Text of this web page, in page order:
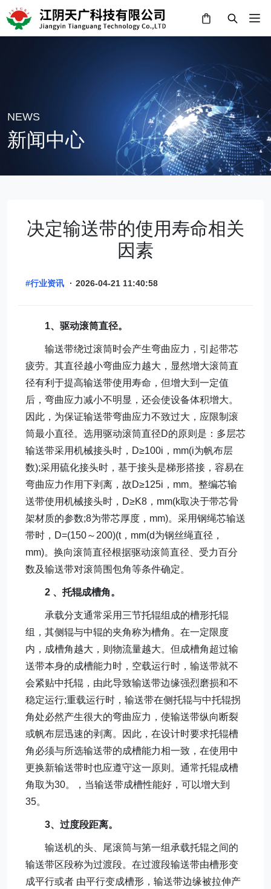
NEWS
新闻中心
决定输送带的使用寿命相关
因素
#行业资讯 · 2026-04-21 11:40:58
1、驱动滚筒直径。
输送带绕过滚筒时会产生弯曲应力，引起带芯
疲劳。其直径越小弯曲应力越大，显然增大滚筒直
径有利于提高输送带使用寿命，但增大到一定值
后，弯曲应力减小不明显，还会使设备体积增大。
因此，为保证输送带弯曲应力不致过大，应限制滚
筒最小直径。选用驱动滚筒直径D的原则是：多层芯
输送带采用机械接头时，D≥100i，mm(i为帆布层
数);采用硫化接头时，基于接头是梯形搭接，容易在
弯曲应力作用下剥离，故D≥125i，mm。整编芯输
送带使用机械接头时，D≥K8，mm(k取决于带芯骨
架材质的参数;8为带芯厚度，mm)。采用钢绳芯输送
带时，D=(150～200)(t，mm(d为钢丝绳直径，
mm)。换向滚筒直径根据驱动滚筒直径、受力百分
数及输送带对滚筒围包角等条件确定。
2 、托辊成槽角。
承载分支通常采用三节托辊组成的槽形托辊
组，其侧辊与中辊的夹角称为槽角。在一定限度
内，成槽角越大，则物流量越大。但成槽角超过输
送带本身的成槽能力时，空载运行时，输送带就不
会紧贴中托辊，由此导致输送带边缘强烈磨损和不
稳定运行;重载运行时，输送带在侧托辊与中托辊拐
角处必然产生很大的弯曲应力，使输送带纵向断裂
或帆布层迅速的剥离。因此，在设计时要求托辊槽
角必须与所选输送带的成槽能力相一致，在使用中
更换新输送带时也应遵守这一原则。通常托辊成槽
角取为30。，当输送带成槽性能好，可以增大到
35。
3、过度段距离。
输送机的头、尾滚筒与第一组承载托辊之间的
输送带区段称为过渡段。在过渡段输送带由槽形变
成平行或者 由平行变成槽形，输送带边缘被拉伸产